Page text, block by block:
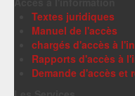
Textes juridiques
Manuel de l'accès
chargés d'accès à
Rapports d'accès à
Demande d'accès et